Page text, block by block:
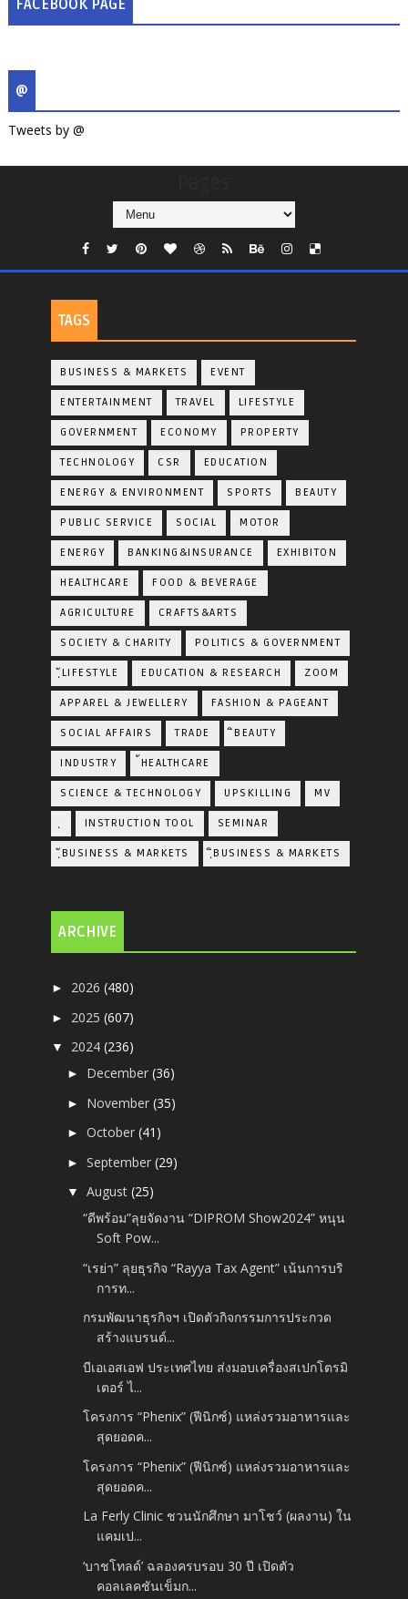
FACEBOOK PAGE
@
Tweets by @
TAGS
BUSINESS & MARKETS EVENT
ENTERTAINMENT TRAVEL LIFESTYLE
GOVERNMENT ECONOMY PROPERTY
TECHNOLOGY CSR EDUCATION
ENERGY & ENVIRONMENT SPORTS BEAUTY
PUBLIC SERVICE SOCIAL MOTOR
ENERGY BANKING&INSURANCE EXHIBITON
HEALTHCARE FOOD & BEVERAGE
AGRICULTURE CRAFTS&ARTS
SOCIETY & CHARITY POLITICS & GOVERNMENT
ฺัLIFESTYLE EDUCATION & RESEARCH ZOOM
APPAREL & JEWELLERY FASHION & PAGEANT
SOCIAL AFFAIRS TRADE ิBEAUTY
INDUSTRY ้HEALTHCARE
SCIENCE & TECHNOLOGY UPSKILLING MV
INSTRUCTION TOOL SEMINAR
ฺัBUSINESS & MARKETS ฺิBUSINESS & MARKETS
ARCHIVE
► 2026(480)
► 2025(607)
▼ 2024(236)
► December(36)
► November(35)
►October(41)
►September(29)
▼August(25)
“ดีพร้อม”ลุยจัดงาน “DIPROM Show2024” หนุน
Soft Pow...
“เรย่า” ลุยธุรกิจ “Rayya Tax Agent” เน้นการบริ
การท...
กรมพัฒนาธุรกิจฯ เปิดตัวกิจกรรมการประกวด
สร้างแบรนด์...
บีเอเอสเอฟ ประเทศไทย ส่งมอบเครื่องสเปกโตรมิ
เตอร์ ไ...
โครงการ “Phenix” (ฟีนิกซ์) แหล่งรวมอาหารและ
สุดยอดค...
โครงการ “Phenix” (ฟีนิกซ์) แหล่งรวมอาหารและ
สุดยอดค...
La Ferly Clinic ชวนนักศึกษา มาโชว์ (ผลงาน) ใน
แคมเป...
‘บาชโทลด์’ ฉลองครบรอบ 30 ปี เปิดตัว
คอลเลคชันเข็มก...